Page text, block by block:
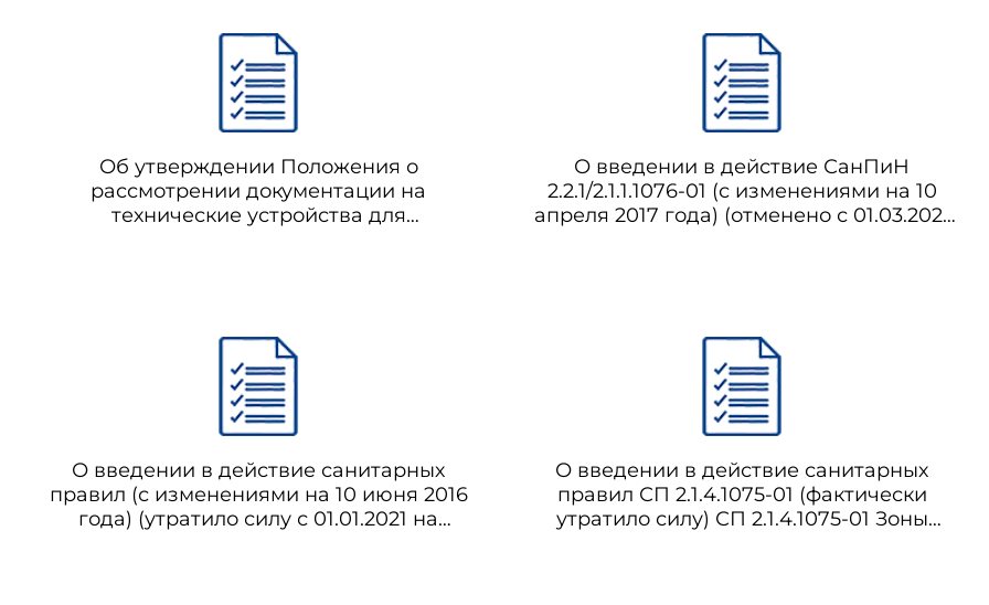
Об утверждении Положения о
рассмотрении документации на
технические устройства для
20.06.2002) (не подлежит применению)
РД 08-425-01 Положение о рассмотрении
документации на технические
устройства для нефтегазодобывающих и
газоперерабатывающих производств,
объектов геологоразведочных работ и
магистральных газо-, нефте- и
продуктопроводов, проведении
приемочных испытаний технических
О введении в действие СанПиН
2.2.1/2.1.1.1076-01 (с изменениями на 10
апреля 2017 года) (отменено с 01.03.2021
требования к инсоляции и
солнцезащите помещений жилых и
общественных зданий и территорий
О введении в действие санитарных
правил (с изменениями на 10 июня 2016
года) (утратило силу с 01.01.2021 на
О введении в действие санитарных
правил СП 2.1.4.1075-01 (фактически
утратило силу) СП 2.1.4.1075-01 Зоны